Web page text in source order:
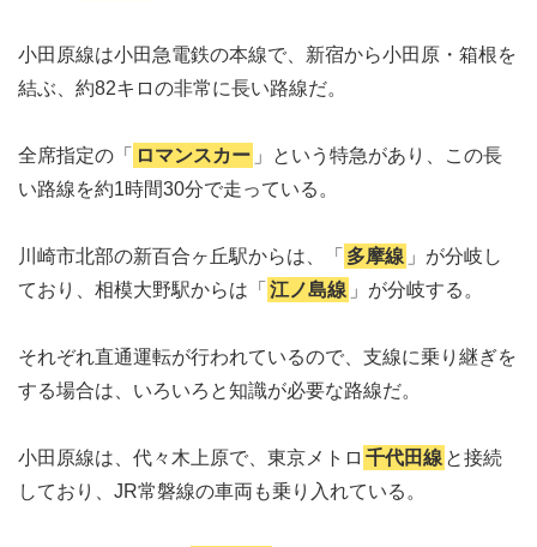
小田原線は小田急電鉄の本線で、新宿から小田原・箱根を
結ぶ、約82キロの非常に長い路線だ。
全席指定の「 ロマンスカー 」という特急があり、この長
い路線を約1時間30分で走っている。
川崎市北部の新百合ヶ丘駅からは、「 多摩線 」が分岐し
ており、相模大野駅からは「 江ノ島線 」が分岐する。
それぞれ直通運転が行われているので、支線に乗り継ぎを
する場合は、いろいろと知識が必要な路線だ。
小田原線は、代々木上原で、東京メトロ 千代田線 と接続
しており、JR常磐線の車両も乗り入れている。